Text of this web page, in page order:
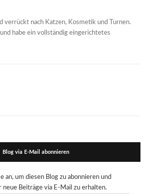
verrückt nach Katzen, Kosmetik und Turnen.
habe ein vollständig eingerichtetes
Blog via E-Mail abonnieren
an, um diesen Blog zu abonnieren und
neue Beiträge via E-Mail zu erhalten.